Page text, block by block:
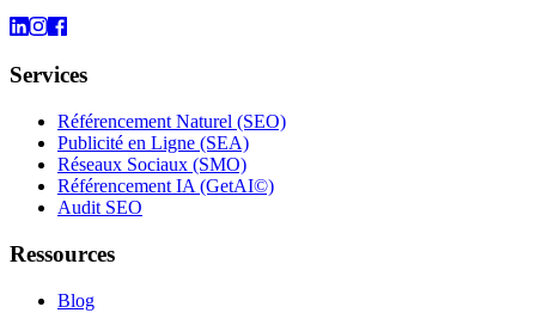
Services
Référencement Naturel (SEO)
Publicité en Ligne (SEA)
Réseaux Sociaux (SMO)
Référencement IA (GetAI©)
Audit SEO
Ressources
Blog